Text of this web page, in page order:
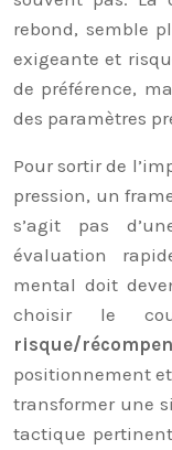
rebond, semble
exigeante et
de préférence,
des paramètres
Pour sortir de
pression, un
s’agit pas
évaluation
mental doit
choisir le
risque/
positionnement
transformer une
tactique